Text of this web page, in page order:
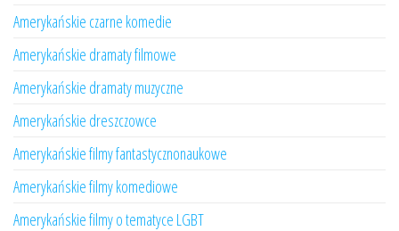
Amerykańskie czarne komedie
Amerykańskie dramaty filmowe
Amerykańskie dramaty muzyczne
Amerykańskie dreszczowce
Amerykańskie filmy fantastycznonaukowe
Amerykańskie filmy komediowe
Amerykańskie filmy o tematyce LGBT